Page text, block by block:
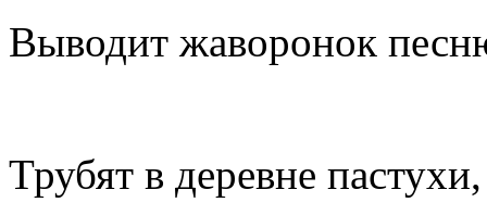
Выводит жаворонок
Трубят в деревне пастухи,